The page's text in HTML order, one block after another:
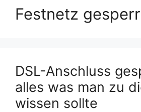
Festnetz
DSL-Anschluss
alles was man zu
wissen sollte